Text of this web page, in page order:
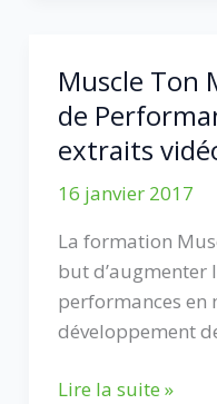
de
tennis
lifté
3
astuces
(vidéo)
Muscle Ton
de
extraits
16 janvier 2017
La formation
but d’augmenter
performances en
développement
Muscle
Lire la suite »